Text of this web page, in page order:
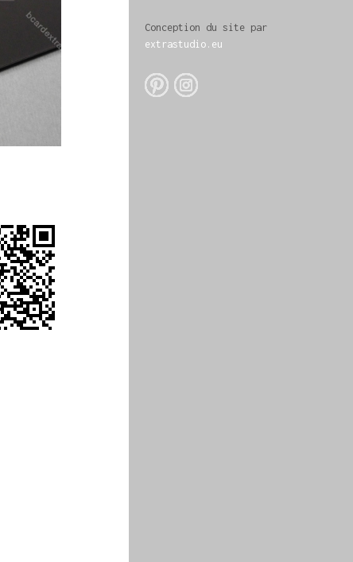
Conception du site par
extrastudio.eu